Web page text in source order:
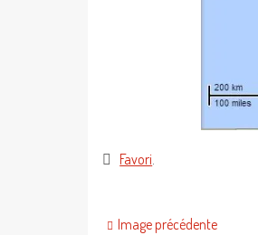
Favori.
Image précédente